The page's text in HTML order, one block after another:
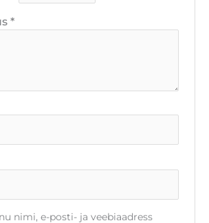
*
nimi, e-posti- ja veebiaadress